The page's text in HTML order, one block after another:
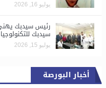
يوليو 16, 2026
رئيس سيدبك
سيدبك
يوليو 15, 2026
أخبار البورصة